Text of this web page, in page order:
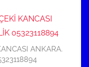
ANKARA.